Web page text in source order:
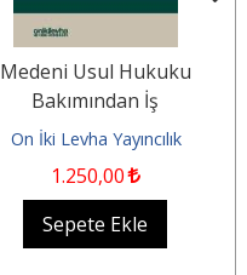
Medeni Usul Hukuku
Bakımından İş
Mahkemeleri ve İş
Mahkemelerinde...
On İki Levha Yayıncılık
1.250,00
Sepete Ekle